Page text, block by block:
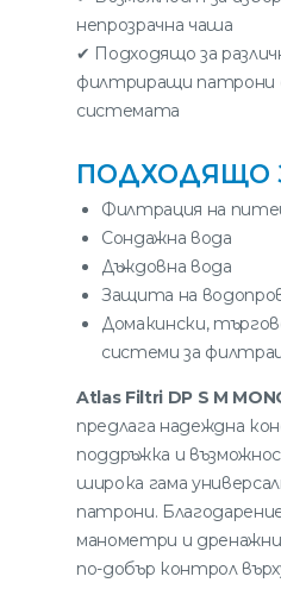
непрозрачна чаша
✔ Подходящо за
филтриращи патрони
системата
ПОДХОДЯЩО
Филтрация на
Сондажна вода
Дъждовна вода
Защита на
Домакински,
системи за
Atlas Filtri DP S M
предлага надеждна
поддръжка и
широка гама
патрони.
манометри и
по-добър контрол